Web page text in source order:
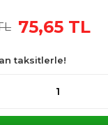
75,65 TL
taksitlerle!